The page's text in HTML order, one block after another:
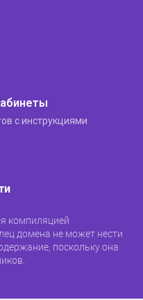
с инструкциями
компиляцией
домена не может нести
поскольку она